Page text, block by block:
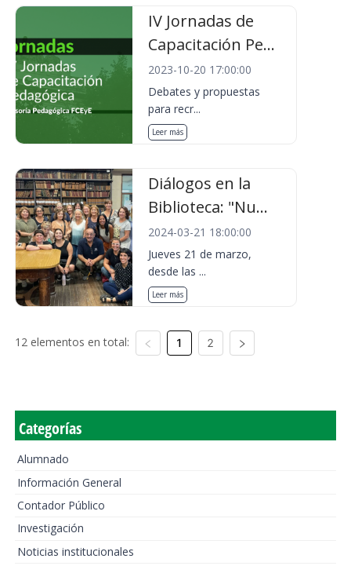
IV Jornadas de
Capacitación Pe...
2023-10-20 17:00:00
Debates y propuestas
para recr...
Leer más
Diálogos en la
Biblioteca: "Nu...
2024-03-21 18:00:00
Jueves 21 de marzo,
desde las ...
Leer más
12 elementos en total: 1 2
Categorías
Alumnado
Información General
Contador Público
Investigación
Noticias institucionales